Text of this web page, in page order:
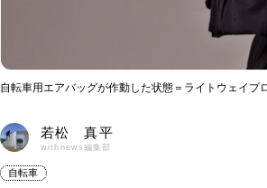
自転車用エアバッグが作動した状態＝ライトウェイプ
若松 真平
withnews編集部
自転車